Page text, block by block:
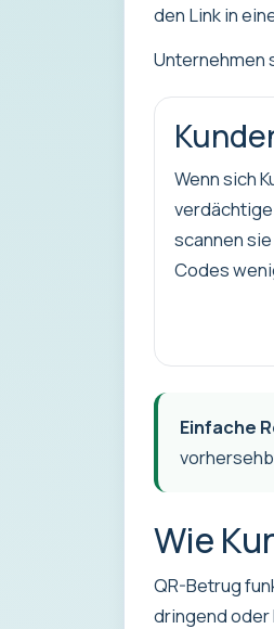
den Link in
Unternehmen
Wenn sich
scannen
Codes
Einfache
Wie
QR-Betrug
dringend oder